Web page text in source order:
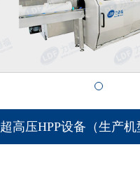
超高压HPP设备（生产机